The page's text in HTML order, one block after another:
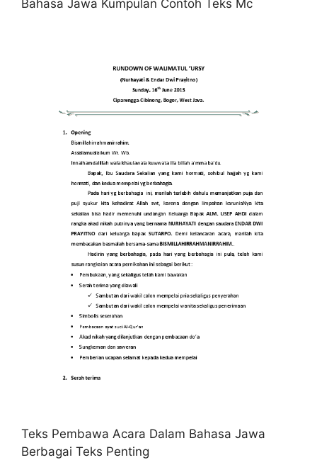
Bahasa Jawa Kumpulan Contoh Teks Mc
Teks Pembawa Acara Dalam Bahasa Jawa
Berbagai Teks Penting